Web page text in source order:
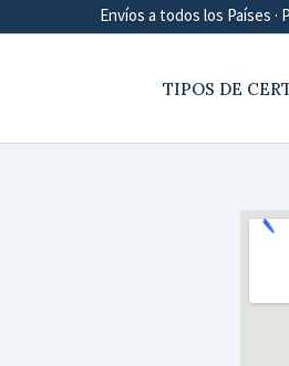
Envíos a todos los Países ·
TIPOS DE